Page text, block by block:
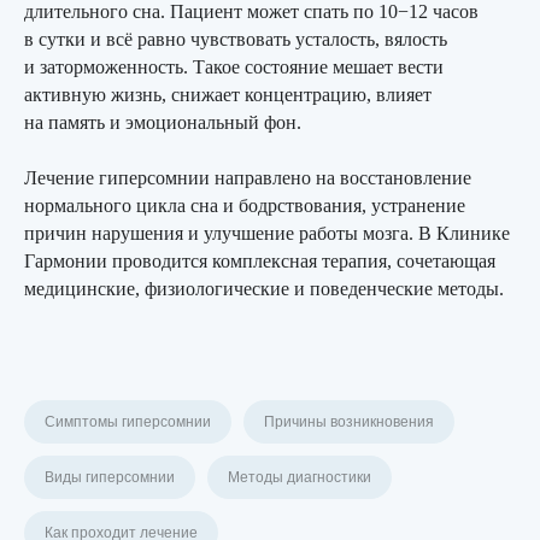
длительного сна. Пациент может спать по 10−12 часов
в сутки и всё равно чувствовать усталость, вялость
и заторможенность. Такое состояние мешает вести
активную жизнь, снижает концентрацию, влияет
на память и эмоциональный фон.
Лечение гиперсомнии направлено на восстановление
нормального цикла сна и бодрствования, устранение
причин нарушения и улучшение работы мозга. В Клинике
Гармонии проводится комплексная терапия, сочетающая
медицинские, физиологические и поведенческие методы.
Симптомы гиперсомнии Причины возникновения
Виды гиперсомнии Методы диагностики
Как проходит лечение